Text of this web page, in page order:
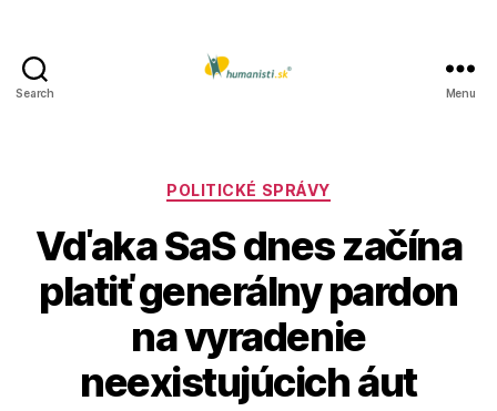
Search Menu
Kategórie
POLITICKÉ SPRÁVY
Vďaka SaS dnes začína
platiť generálny pardon
na vyradenie
neexistujúcich áut